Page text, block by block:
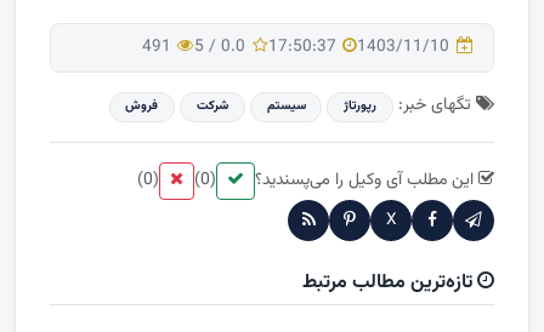
1403/11/10
17:50:37
0.0
/
5
491
تگهای خبر: رپورتاژ سیستم شركت فروش
این مطلب آی وکیل را می‌پسندید؟ (0)
(0)
X
تازه‌ترین مطالب مرتبط